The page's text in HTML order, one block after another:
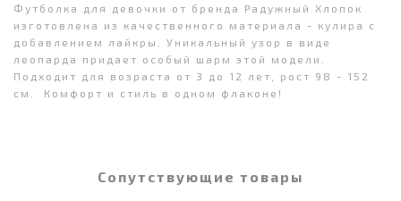
Футболка для девочки от бренда Радужный Хлопок
изготовлена из качественного материала - кулира с
добавлением лайкры. Уникальный узор в виде
леопарда придает особый шарм этой модели.
Подходит для возраста от 3 до 12 лет, рост 98 - 152
см. Комфорт и стиль в одном флаконе!
Сопутствующие товары